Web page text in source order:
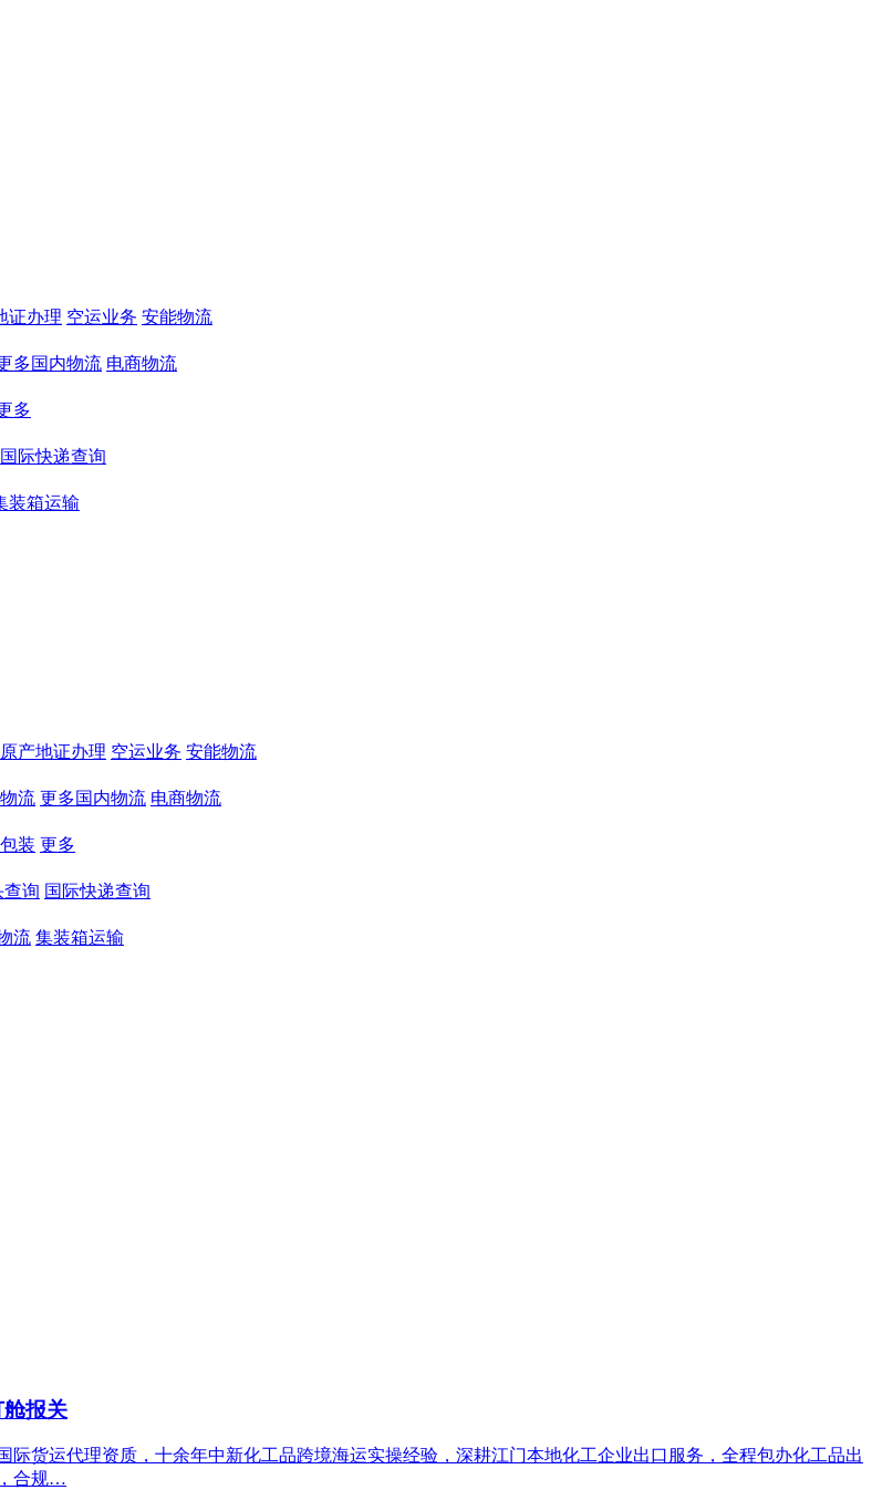
证办理 空运业务 安能物流
多国内物流 电商物流
多
国际快递查询
装箱运输
原产地证办理 空运业务 安能物流
流 更多国内物流 电商物流
装 更多
查询 国际快递查询
流 集装箱运输
报关
货运代理资质，十余年中新化工品跨境海运实操经验，深耕江门本地化工企业出口服务，全程包办化工品出
合规…